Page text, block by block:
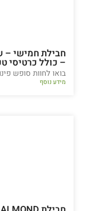
– כולל כרטיסי
בואו לחוות סופש פינוק זוגי,
מידע נוסף